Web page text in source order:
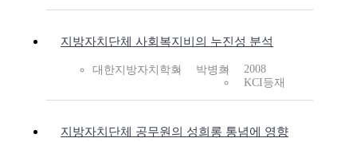
지방자치단체 사회복지비의 누진성 분석
대한지방자치학회 박병희
2008
KCI등재
지방자치단체 공무원의 성희롱 통념에 영향